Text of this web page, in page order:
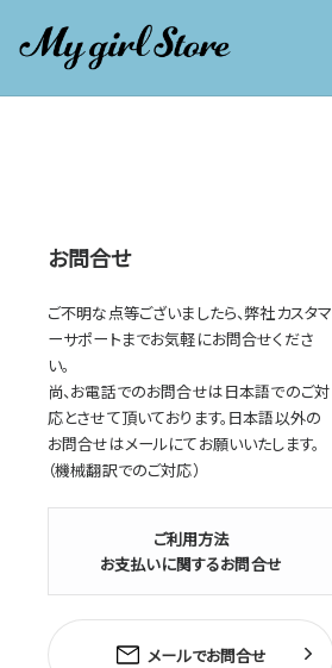
お問合せ
ご不明な点等ございましたら、弊社カスタマ
ーサポートまでお気軽にお問合せくださ
い。
尚、お電話でのお問合せは日本語でのご対
応とさせて頂いております。日本語以外の
お問合せはメールにてお願いいたします。
（機械翻訳でのご対応）
ご利用方法
お支払いに関するお問合せ
メールでお問合せ